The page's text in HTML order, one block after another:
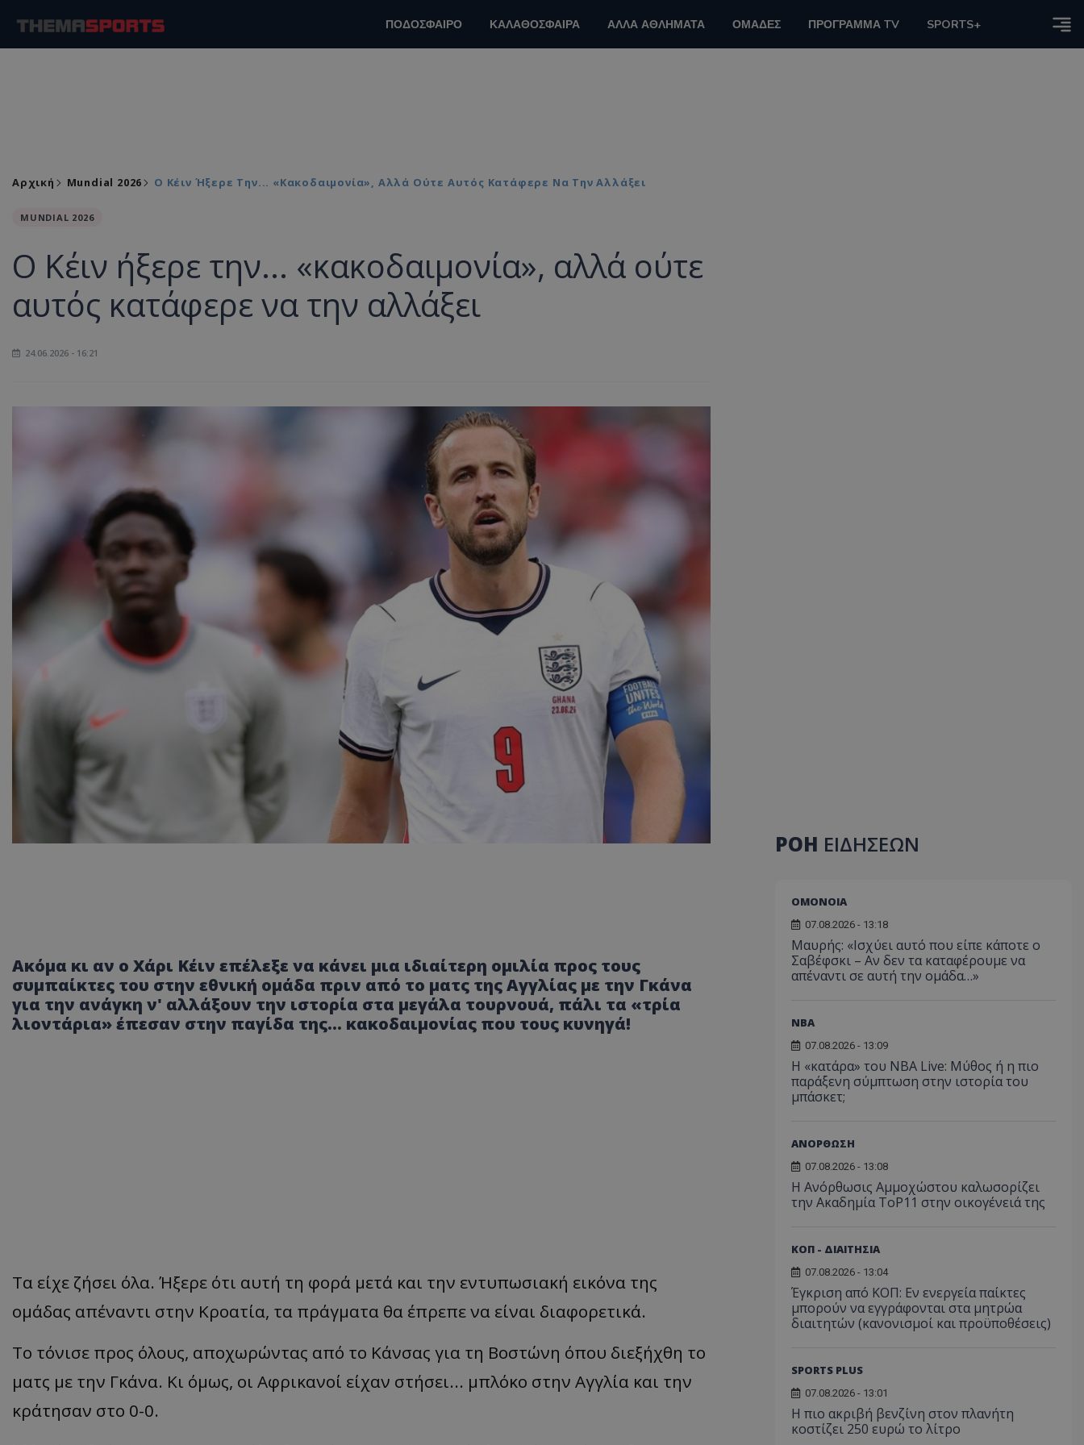
ΠΟΔΟΣΦΑΙΡΟ ΚΑΛΑΘΟΣΦΑΙΡΑ ΑΛΛΑ ΑΘΛΗΜΑΤΑ ΟΜΑΔΕΣ ΠΡΟΓΡΑΜΜΑ TV SPORTS+
Αρχική Mundial 2026 Ο Κέιν Ήξερε Την... «κακοδαιμονία», Αλλά Ούτε Αυτός Κατάφερε Να Την Αλλάξει
MUNDIAL 2026
Ο Κέιν ήξερε την... «κακοδαιμονία», αλλά ούτε
αυτός κατάφερε να την αλλάξει
24.06.2026 - 16:21
Ακόμα κι αν ο Χάρι Κέιν επέλεξε να κάνει μια ιδιαίτερη ομιλία προς τους
συμπαίκτες του στην εθνική ομάδα πριν από το ματς της Αγγλίας με την Γκάνα
για την ανάγκη ν' αλλάξουν την ιστορία στα μεγάλα τουρνουά, πάλι τα «τρία
λιοντάρια» έπεσαν στην παγίδα της... κακοδαιμονίας που τους κυνηγά!
Τα είχε ζήσει όλα. Ήξερε ότι αυτή τη φορά μετά και την εντυπωσιακή εικόνα της
ομάδας απέναντι στην Κροατία, τα πράγματα θα έπρεπε να είναι διαφορετικά.
Το τόνισε προς όλους, αποχωρώντας από το Κάνσας για τη Βοστώνη όπου διεξήχθη το
ματς με την Γκάνα. Κι όμως, οι Αφρικανοί είχαν στήσει... μπλόκο στην Αγγλία και την
κράτησαν στο 0-0.
ΡΟΗ ΕΙΔΗΣΕΩΝ
ΟΜΟΝΟΙΑ
07.08.2026 - 13:18
Μαυρής: «Ισχύει αυτό που είπε κάποτε ο
Σαβέφσκι – Αν δεν τα καταφέρουμε να
απέναντι σε αυτή την ομάδα…»
NBA
07.08.2026 - 13:09
Η «κατάρα» του NBA Live: Μύθος ή η πιο
παράξενη σύμπτωση στην ιστορία του
μπάσκετ;
ΑΝΟΡΘΩΣΗ
07.08.2026 - 13:08
Η Ανόρθωσις Αμμοχώστου καλωσορίζει
την Ακαδημία ToP11 στην οικογένειά της
ΚΟΠ - ΔΙΑΙΤΗΣΙΑ
07.08.2026 - 13:04
Έγκριση από ΚΟΠ: Εν ενεργεία παίκτες
μπορούν να εγγράφονται στα μητρώα
διαιτητών (κανονισμοί και προϋποθέσεις)
SPORTS PLUS
07.08.2026 - 13:01
Η πιο ακριβή βενζίνη στον πλανήτη
κοστίζει 250 ευρώ το λίτρο